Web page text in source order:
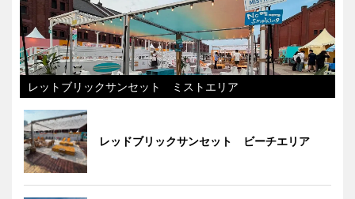
レットブリックサンセット ミストエリア
レッドブリックサンセット ビーチエリア